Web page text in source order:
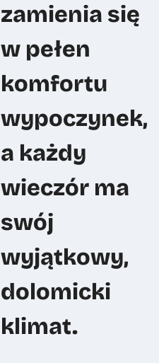
zamienia się
w pełen
komfortu
wypoczynek,
a każdy
wieczór ma
swój
wyjątkowy,
dolomicki
klimat.